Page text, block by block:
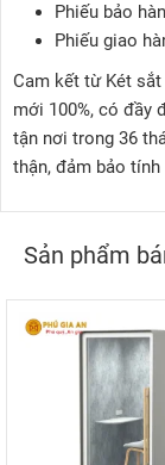
Phiếu bảo
Phiếu giao
Cam kết từ Két sắt
mới 100%, có đầy
tận nơi trong 36
thận, đảm bảo
Sản phẩm